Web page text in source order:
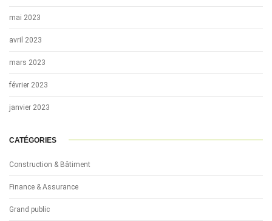
mai 2023
avril 2023
mars 2023
février 2023
janvier 2023
CATÉGORIES
Construction & Bâtiment
Finance & Assurance
Grand public